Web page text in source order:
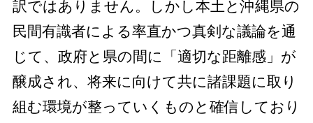
訳ではありません。しかし本土と沖縄県の
民間有識者による率直かつ真剣な議論を通
じて、政府と県の間に「適切な距離感」が
醸成され、将来に向けて共に諸課題に取り
組む環境が整っていくものと確信しており